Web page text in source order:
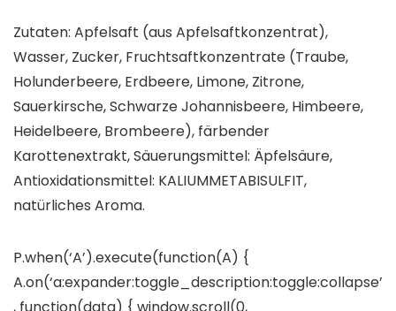
Zutaten: Apfelsaft (aus Apfelsaftkonzentrat),
Wasser, Zucker, Fruchtsaftkonzentrate (Traube,
Holunderbeere, Erdbeere, Limone, Zitrone,
Sauerkirsche, Schwarze Johannisbeere, Himbeere,
Heidelbeere, Brombeere), färbender
Karottenextrakt, Säuerungsmittel: Äpfelsäure,
Antioxidationsmittel: KALIUMMETABISULFIT,
natürliches Aroma.
P.when(‘A’).execute(function(A) {
A.on(‘a:expander:toggle_description:toggle:collapse’